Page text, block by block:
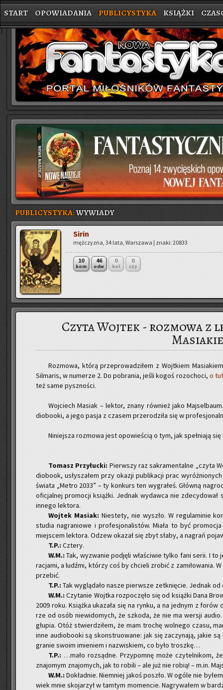
START OPOWIADANIA PUBLICYSTYKA KSIĄŻKI
}
PUBLICYSTYKA:WYWIADY
Sirin
męż­czy­zna, 34 lata, War­sza­wa | znaki: 20833
10
kom
46
odw
0
kol
0
czy
Czyta Wojtek - rozmowa z
Roz­mo­wa, którą prze­pro­wa­dzi­łem z Wojt­kiem
Sil­ma­ris, w nu­me­rze 2. Do po­bra­nia, jeśli kogoś roz­ocho­ci, o
też same pysz­no­ści.
Woj­ciech Ma­siak – lek­tor, znany rów­nież jako
dio­bo­oki, a jego pasja z cza­sem prze­ro­dzi­ła się w
Ni­niej­sza roz­mo­wa jest opo­wie­ścią o tym, jak speł­nia­ją
To­masz Przy­łuc­ki: Pierw­szy raz sa­kra­men­tal­ne „czyta
dio­bo­ok, usły­sza­łem przy oka­zji pu­bli­ka­cji prac
świa­ta „Metro 2033” – ty kon­kurs ten wy­gra­łeś. Głów­ną
ofi­cjal­nej pro­mo­cji książ­ki. Jed­nak wy­daw­ca nie zde­cy­do­wał
in­ne­go lek­to­ra.
Woj­tek Ma­siak: Nie­ste­ty, nie wy­szło. W re­gu­la­mi­nie
stu­dia na­gra­nio­we i pro­fe­sjo­na­li­stów. Miała to być
miej­scem lek­to­ra. Odzew oka­zał się zbyt słaby, a na­grań
T.P.: Czte­ry.
W.M.: Tak, wy­zwa­nie pod­ję­li wła­ści­wie tylko fani serii. I
ra­cja­mi, a ludź­mi, któ­rzy coś by chcie­li zro­bić z za­mi­ło­wa­nia.
prze­bić.
T.P.: Tak wy­glą­da­ło nasze pierw­sze ze­tknię­cie. Jed­nak
W.M.: Czy­ta­nie Wojt­ka roz­po­czę­ło się od książ­ki Dana
2009 roku. Książ­ka uka­za­ła się na rynku, a na jed­nym z
rze od osób nie­wi­do­mych, że szko­da, że nie ma wer­sji
głu­pia. Otóż stwier­dzi­łem, że mam tro­chę wol­ne­go czasu,
inne au­dio­bo­oki są skon­stru­owa­ne: jak się za­czy­na­ją, jakie
gra­nie swoim imie­niem i na­zwi­skiem, co było trosz­kę…
T.P.: …mało roz­sąd­ne. Przy­po­mnę może czy­tel­ni­kom,
zna­jo­mym zna­jo­mych, jak to ro­bi­li – ale już nie robią! – m.in.
W.M.: Do­kład­nie. Nie­mniej jakoś po­szło. W ogóle nie
wiek mnie sko­ja­rzył w tam­tym mo­men­cie. Na­gry­wa­łem w